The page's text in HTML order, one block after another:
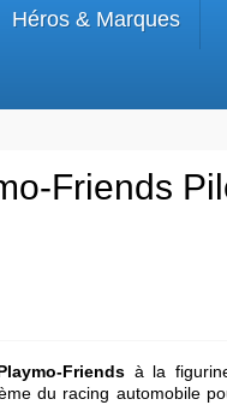
Héros & Marques
Friends
Friends à la
du racing automobile